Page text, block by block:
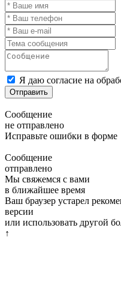
Я даю согласие на
Отправить
Сообщение
не отправлено
Исправьте ошибки в форме
Сообщение
отправлено
Мы свяжемся с вами
в ближайшее время
Ваш браузер устарел
версии
или использовать другой
↑